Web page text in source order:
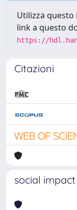
Utilizza
link a questo
https://
Citazioni
social impact